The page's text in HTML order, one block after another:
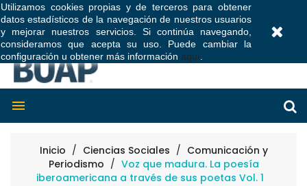
Utilizamos cookies propias y de terceros para obtener
datos estadísticos de la navegación de nuestros usuarios
y mejorar nuestros servicios. Si continúa navegando,
consideramos que acepta su uso. Puede cambiar la
configuración u obtener más información aquí

Inicio Ciencias Sociales
Comunicación y
Periodismo
Voz que madura. La poesía
iberoamericana a través de sus poetas Vol. 1